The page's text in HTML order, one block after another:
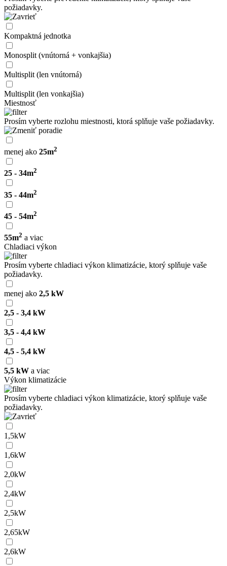
požiadavky.
Kompaktná jednotka
Monosplit (vnútorná + vonkajšia)
Multisplit (len vnútorná)
Multisplit (len vonkajšia)
Miestnosť
Prosím vyberte rozlohu miestnosti, ktorá splňuje vaše požiadavky.
menej ako 25m2
25 - 34m2
35 - 44m2
45 - 54m2
55m2 a viac
Chladiaci výkon
Prosím vyberte chladiaci výkon klimatizácie, ktorý splňuje vaše
požiadavky.
menej ako 2,5 kW
2,5 - 3,4 kW
3,5 - 4,4 kW
4,5 - 5,4 kW
5,5 kW a viac
Výkon klimatizácie
Prosím vyberte chladiaci výkon klimatizácie, ktorý splňuje vaše
požiadavky.
1,5kW
1,6kW
2,0kW
2,4kW
2,5kW
2,65kW
2,6kW